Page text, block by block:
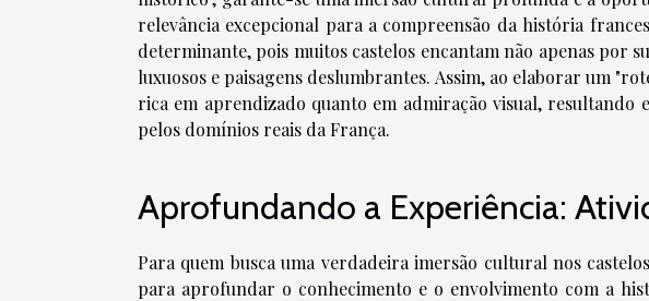
relevância excepcional para a compreensão da história
determinante, pois muitos castelos encantam não apenas por
luxuosos e paisagens deslumbrantes. Assim, ao elaborar um
rica em aprendizado quanto em admiração visual, resultando
pelos domínios reais da França.
Aprofundando a Experiência:
Para quem busca uma verdadeira imersão cultural nos
para aprofundar o conhecimento e o envolvimento com a